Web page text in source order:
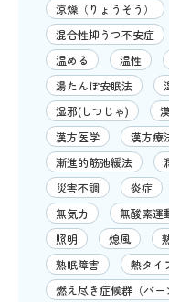
涼燥（りょうそう）
混合性抑うつ不安症
温める
温性
湯たんぽ安眠法
湿邪(しつじゃ)
漢方医学
漢方療
漸進的筋弛緩法
災害不調
炎症
無気力
無酸素運
照明
熄風
熟眠障害
熱タイ
燃え尽き症候群（バー